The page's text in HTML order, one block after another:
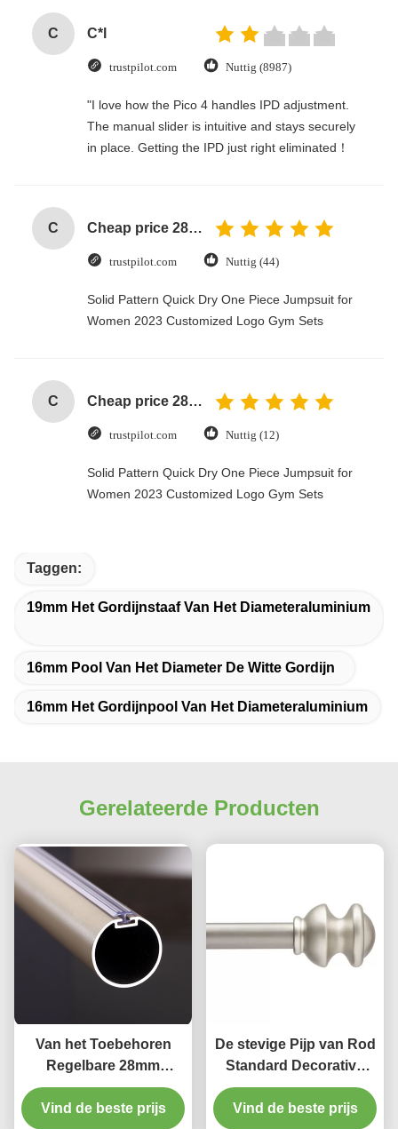
C C*l
trustpilot.com Nuttig (8987)
"I love how the Pico 4 handles IPD adjustment.
The manual slider is intuitive and stays securely
in place. Getting the IPD just right eliminated！
C Cheap price 28mm Aluminium Curtain Rod 1.2mm thickness with plastic final
trustpilot.com Nuttig (44)
Solid Pattern Quick Dry One Piece Jumpsuit for
Women 2023 Customized Logo Gym Sets
C Cheap price 28mm Aluminium Curtain Rod 1.2mm thickness with plastic final
trustpilot.com Nuttig (12)
Solid Pattern Quick Dry One Piece Jumpsuit for
Women 2023 Customized Logo Gym Sets
Taggen:
19mm Het Gordijnstaaf Van Het Diameteraluminium
16mm Pool Van Het Diameter De Witte Gordijn
16mm Het Gordijnpool Van Het Diameteraluminium
Gerelateerde Producten
Van het Toebehoren
Regelbare 28mm
aluminium van de luxe
de Dubbele Steun Staaf
Vind de beste prijs
De stevige Pijp van Rod
Standard Decorative
Window Curtain van het
Aluminiumgordijn
Vind de beste prijs